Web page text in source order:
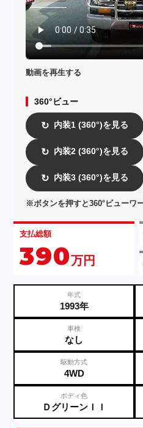
動画を再生する
360°ビュー
↻ 内装1 (360°)を見る
↻ 内装2 (360°)を見る
↻ 内装3 (360°)を見る
※ボタンを押すと360°ビューワ
支払総額
390万円
年式
1993年
車検
なし
駆動方式
4WD
ボディ色
ＤグリーンＩＩ